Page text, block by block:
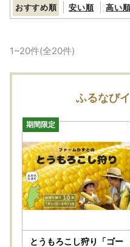
おすすめ順 安い順 高い
1~20件(全20件)
ふるなび
とうもろこし狩り「ゴー